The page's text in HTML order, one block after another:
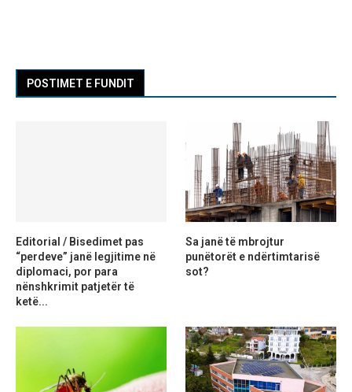
POSTIMET E FUNDIT
Editorial / Bisedimet pas
“perdeve” janë legjitime në
diplomaci, por para
nënshkrimit patjetër të
ketë...
Sa janë të mbrojtur
punëtorët e ndërtimtarisë
sot?